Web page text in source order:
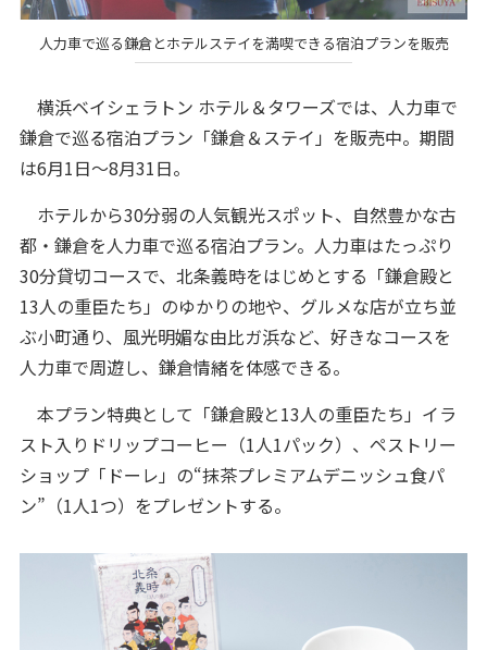
人力車で巡る鎌倉とホテルステイを満喫できる宿泊プランを販売
横浜ベイシェラトン ホテル＆タワーズでは、人力車で
鎌倉で巡る宿泊プラン「鎌倉＆ステイ」を販売中。期間
は6月1日～8月31日。
ホテルから30分弱の人気観光スポット、自然豊かな古
都・鎌倉を人力車で巡る宿泊プラン。人力車はたっぷり
30分貸切コースで、北条義時をはじめとする「鎌倉殿と
13人の重臣たち」のゆかりの地や、グルメな店が立ち並
ぶ小町通り、風光明媚な由比ガ浜など、好きなコースを
人力車で周遊し、鎌倉情緒を体感できる。
本プラン特典として「鎌倉殿と13人の重臣たち」イラ
スト入りドリップコーヒー（1人1パック）、ペストリー
ショップ「ドーレ」の“抹茶プレミアムデニッシュ食パ
ン”（1人1つ）をプレゼントする。